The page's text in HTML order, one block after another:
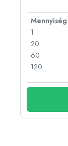
Mennyiség
1
20
60
120